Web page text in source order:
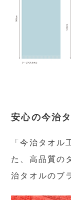
安心の今治
「今治タオル
た、高品質の
治タオルのブ